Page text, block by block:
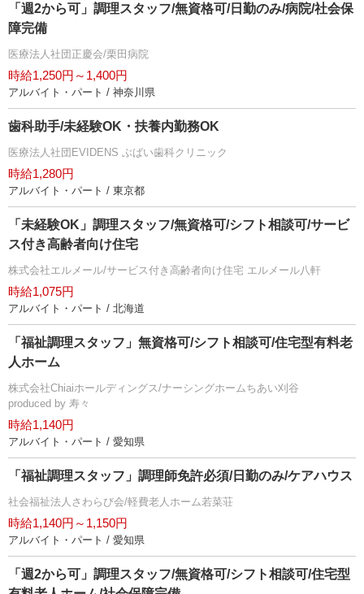
「週2から可」調理スタッフ/無資格可/日勤のみ/病院/社会保
障完備
医療法人社団正慶会/栗田病院
時給1,250円～1,400円
アルバイト・パート / 神奈川県
歯科助手/未経験OK・扶養内勤務OK
医療法人社団EVIDENS ぶばい歯科クリニック
時給1,280円
アルバイト・パート / 東京都
「未経験OK」調理スタッフ/無資格可/シフト相談可/サービ
ス付き高齢者向け住宅
株式会社エルメール/サービス付き高齢者向け住宅 エルメール八軒
時給1,075円
アルバイト・パート / 北海道
「福祉調理スタッフ」無資格可/シフト相談可/住宅型有料老
人ホーム
株式会社Chiaiホールディングス/ナーシングホームちあい刈谷
produced by 寿々
時給1,140円
アルバイト・パート / 愛知県
「福祉調理スタッフ」調理師免許必須/日勤のみ/ケアハウス
社会福祉法人さわらび会/軽費老人ホーム若菜荘
時給1,140円～1,150円
アルバイト・パート / 愛知県
「週2から可」調理スタッフ/無資格可/シフト相談可/住宅型